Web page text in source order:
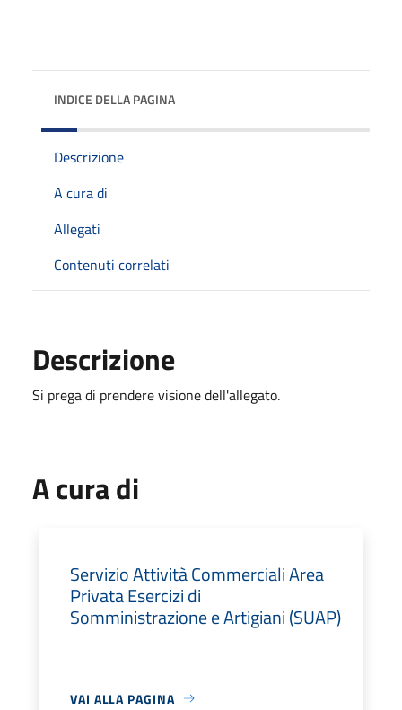
INDICE DELLA PAGINA
Descrizione
A cura di
Allegati
Contenuti correlati
Descrizione
Si prega di prendere visione dell'allegato.
A cura di
Servizio Attività Commerciali Area
Privata Esercizi di
Somministrazione e Artigiani (SUAP)
VAI ALLA PAGINA